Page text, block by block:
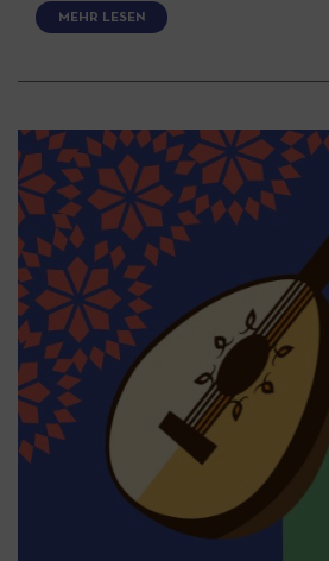
MEHR LESEN